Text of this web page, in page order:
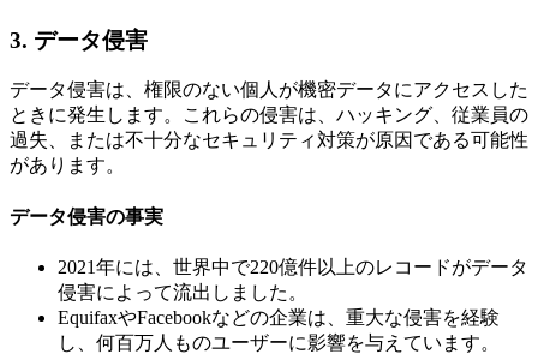
3. データ侵害
データ侵害は、権限のない個人が機密データにアクセスした
ときに発生します。これらの侵害は、ハッキング、従業員の
過失、または不十分なセキュリティ対策が原因である可能性
があります。
データ侵害の事実
2021年には、世界中で220億件以上のレコードがデータ
侵害によって流出しました。
EquifaxやFacebookなどの企業は、重大な侵害を経験
し、何百万人ものユーザーに影響を与えています。